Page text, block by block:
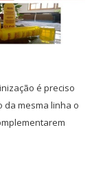
é preciso
mesma linha o